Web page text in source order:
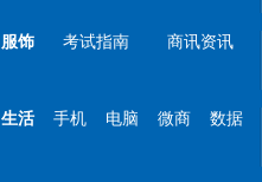
服饰 考试指南 商讯资讯
生活 手机 电脑 微商 数据